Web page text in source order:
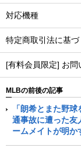
対応機種
特定商取引法に基
[有料会員限定] お問
MLBの前後の記事
「朗希とまた野
通事故に遭った
ームメイトが明か